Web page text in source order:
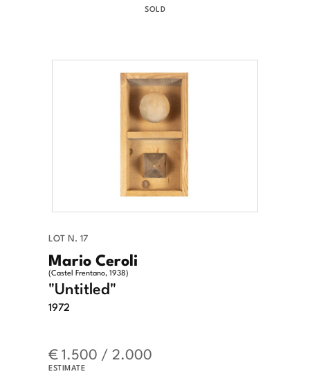
SOLD
LOT N. 17
Mario Ceroli
(Castel Frentano, 1938)
"Untitled"
1972
€ 1.500 / 2.000
ESTIMATE